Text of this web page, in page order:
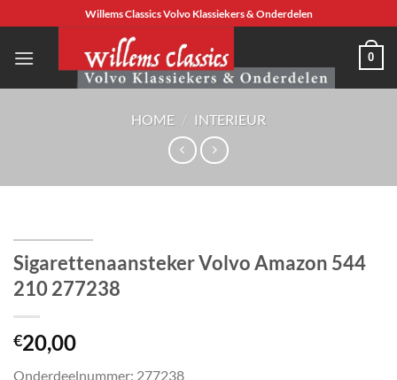
naar
inhoud
Willems Classics Volvo Klassiekers & Onderdelen
0
HOME / INTERIEUR
Sigarettenaansteker Volvo Amazon 544
210 277238
€20,00
Onderdeelnummer: 277238